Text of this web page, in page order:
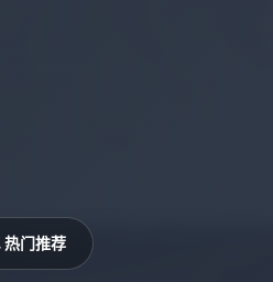
门推荐